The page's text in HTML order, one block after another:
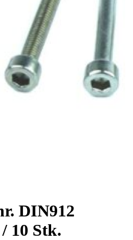
DIN912
10 Stk.